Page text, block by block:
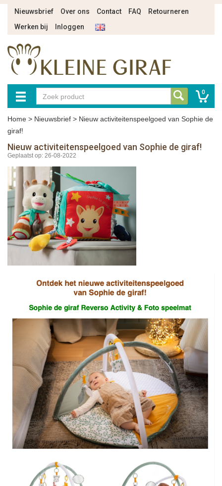
Nieuwsbrief Over ons Contact FAQ
Retourneren
Werken bij
Inloggen
0
Home > Nieuwsbrief > Nieuw activiteitenspeelgoed van Sophie de
giraf!
Nieuw activiteitenspeelgoed van Sophie de giraf!
Geplaatst op: 26-08-2022